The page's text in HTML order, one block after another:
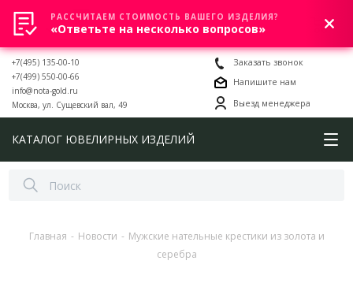
0
+7(495) 135-00-10
+7(499) 550-00-66
info@nota-gold.ru
Москва, ул. Сущевский вал, 49
Заказать звонок
Напишите нам
Выезд менеджера
КАТАЛОГ ЮВЕЛИРНЫХ ИЗДЕЛИЙ
Главная - Новости - Мужские нательные крестики из золота и
серебра
РАССЧИТАЕМ СТОИМОСТЬ ВАШЕГО ИЗДЕЛИЯ?
«Ответьте на несколько вопросов»